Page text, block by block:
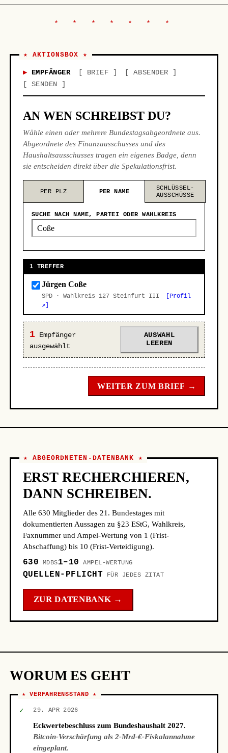
★ AKTIONSBOX ★
EMPFÄNGER BRIEF
ABSENDER
SENDEN
AN WEN SCHREIBST DU?
Wähle einen oder mehrere Bundestagsabgeordnete aus.
Abgeordnete des Finanzausschusses und des
Haushaltsausschusses tragen ein eigenes Badge, denn
sie entscheiden direkt über die Spekulationsfrist.
PER PLZ PER NAME
SCHLÜSSEL-
AUSSCHÜSSE
SUCHE NACH NAME, PARTEI ODER WAHLKREIS
1 TREFFER
Jürgen Coße
SPD · Wahlkreis 127 Steinfurt III
[Profil
↗]
1 Empfänger
ausgewählt
AUSWAHL
LEEREN
WEITER ZUM BRIEF →
★ ABGEORDNETEN-DATENBANK ★
ERST RECHERCHIEREN,
DANN SCHREIBEN.
Alle 630 Mitglieder des 21. Bundestages mit
dokumentierten Aussagen zu §23 EStG, Wahlkreis,
Faxnummer und Ampel-Wertung von 1 (Frist-
Abschaffung) bis 10 (Frist-Verteidigung).
630 MDBS1–10 AMPEL-WERTUNG
QUELLEN-PFLICHT FÜR JEDES ZITAT
ZUR DATENBANK →
WORUM ES GEHT
★ VERFAHRENSSTAND ★
✓ 29. APR 2026
Eckwertebeschluss zum Bundeshaushalt 2027.
Bitcoin-Verschärfung als 2-Mrd-€-Fiskalannahme
eingeplant.